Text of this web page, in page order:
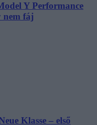
Y Performance
nem fáj
Klasse – első